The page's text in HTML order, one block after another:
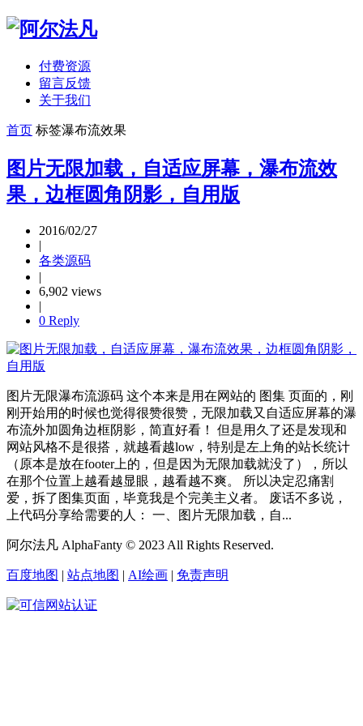
付费资源
留言反馈
关于我们
首页 标签瀑布流效果
图片无限加载，自适应屏幕，瀑布流效
果，边框圆角阴影，自用版
2016/02/27
|
各类源码
|
6,902 views
|
0 Reply
图片无限瀑布流源码 这个本来是用在网站的 图集 页面的，刚
刚开始用的时候也觉得很赞很赞，无限加载又自适应屏幕的瀑
布流外加圆角边框阴影，简直好看！ 但是用久了还是发现和
网站风格不是很搭，就越看越low，特别是左上角的站长统计
（原本是放在footer上的，但是因为无限加载就没了），所以
在那个位置上越看越显眼，越看越不爽。 所以决定忍痛割
爱，拆了图集页面，毕竟我是个完美主义者。 废话不多说，
上代码分享给需要的人： 一、图片无限加载，自...
阿尔法凡 AlphaFanty © 2023 All Rights Reserved.
百度地图 | 站点地图 | AI绘画 | 免责声明